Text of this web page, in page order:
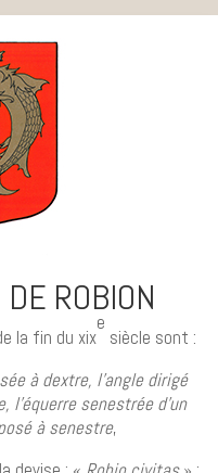
ROBION
la fin du xix
e
siècle sont :
à dextre, l’angle dirigé
senestrée d’un
à senestre,